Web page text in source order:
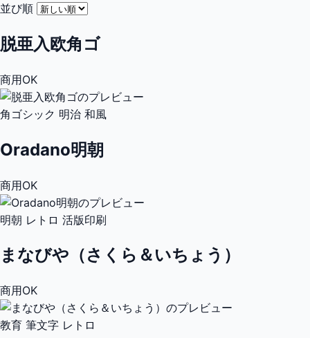
並び順
脱亜入欧角ゴ
商用OK
角ゴシック 明治 和風
Oradano明朝
商用OK
明朝 レトロ 活版印刷
まなびや（さくら＆いちょう）
商用OK
教育 筆文字 レトロ